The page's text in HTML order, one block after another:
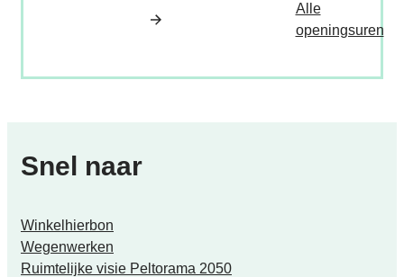
Alle
openingsuren
Snel naar
Winkelhierbon
Wegenwerken
Ruimtelijke visie Peltorama 2050